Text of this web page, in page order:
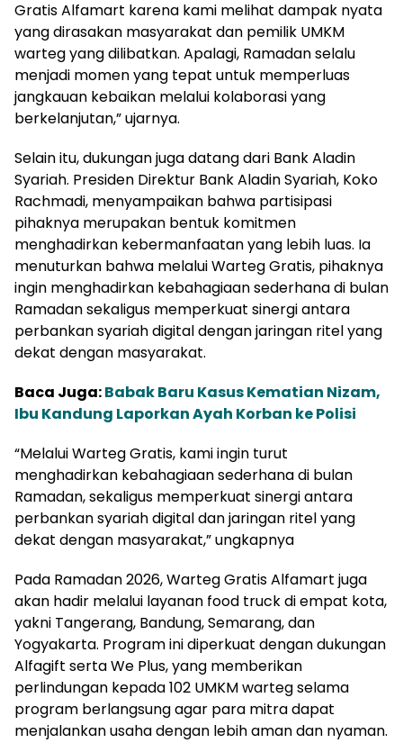
Gratis Alfamart karena kami melihat dampak nyata
yang dirasakan masyarakat dan pemilik UMKM
warteg yang dilibatkan. Apalagi, Ramadan selalu
menjadi momen yang tepat untuk memperluas
jangkauan kebaikan melalui kolaborasi yang
berkelanjutan,” ujarnya.
Selain itu, dukungan juga datang dari Bank Aladin
Syariah. Presiden Direktur Bank Aladin Syariah, Koko
Rachmadi, menyampaikan bahwa partisipasi
pihaknya merupakan bentuk komitmen
menghadirkan kebermanfaatan yang lebih luas. Ia
menuturkan bahwa melalui Warteg Gratis, pihaknya
ingin menghadirkan kebahagiaan sederhana di bulan
Ramadan sekaligus memperkuat sinergi antara
perbankan syariah digital dengan jaringan ritel yang
dekat dengan masyarakat.
Baca Juga:Babak Baru Kasus Kematian Nizam,
Ibu Kandung Laporkan Ayah Korban ke Polisi
“Melalui Warteg Gratis, kami ingin turut
menghadirkan kebahagiaan sederhana di bulan
Ramadan, sekaligus memperkuat sinergi antara
perbankan syariah digital dan jaringan ritel yang
dekat dengan masyarakat,” ungkapnya
Pada Ramadan 2026, Warteg Gratis Alfamart juga
akan hadir melalui layanan food truck di empat kota,
yakni Tangerang, Bandung, Semarang, dan
Yogyakarta. Program ini diperkuat dengan dukungan
Alfagift serta We Plus, yang memberikan
perlindungan kepada 102 UMKM warteg selama
program berlangsung agar para mitra dapat
menjalankan usaha dengan lebih aman dan nyaman.